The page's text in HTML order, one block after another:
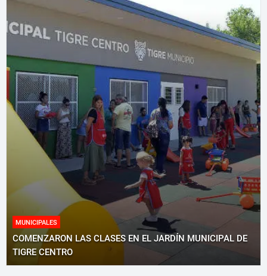
MUNICIPALES
COMENZARON LAS CLASES EN EL JARDÍN MUNICIPAL DE
TIGRE CENTRO